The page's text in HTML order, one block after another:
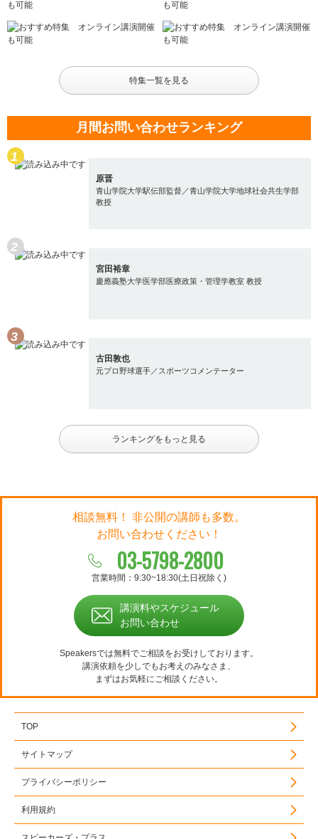
特集一覧を見る
月間お問い合わせランキング
原晋
青山学院大学駅伝部監督／青山学院大学地球社会共生学部
教授
宮田裕章
慶應義塾大学医学部医療政策・管理学教室 教授
古田敦也
元プロ野球選手／スポーツコメンテーター
ランキングをもっと見る
相談無料！ 非公開の講師も多数。
お問い合わせください！
03-5798-2800
営業時間：9:30~18:30(土日祝除く)
講演料やスケジュール
お問い合わせ
Speakersでは無料でご相談をお受けしております。
講演依頼を少しでもお考えのみなさま、
まずはお気軽にご相談ください。
TOP
サイトマップ
プライバシーポリシー
利用規約